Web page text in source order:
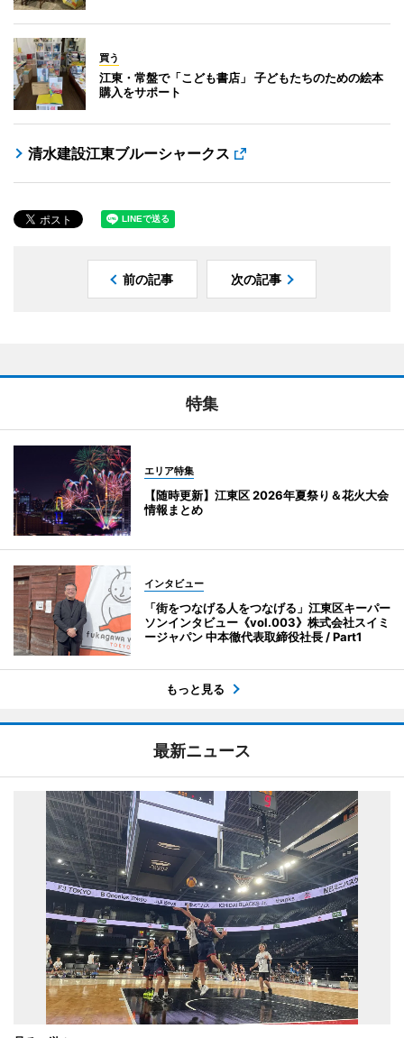
買う
江東・常盤で「こども書店」 子どもたちのための絵本
購入をサポート
清水建設江東ブルーシャークス
前の記事 次の記事
特集
エリア特集
【随時更新】江東区 2026年夏祭り＆花火大会
情報まとめ
インタビュー
「街をつなげる人をつなげる」江東区キーパー
ソンインタビュー《vol.003》株式会社スイミ
ージャパン 中本徹代表取締役社長 / Part1
もっと見る
最新ニュース